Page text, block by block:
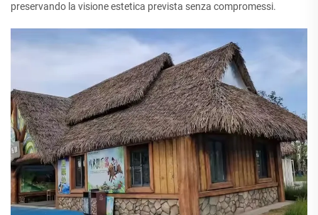
preservando la visione estetica prevista senza compromessi.